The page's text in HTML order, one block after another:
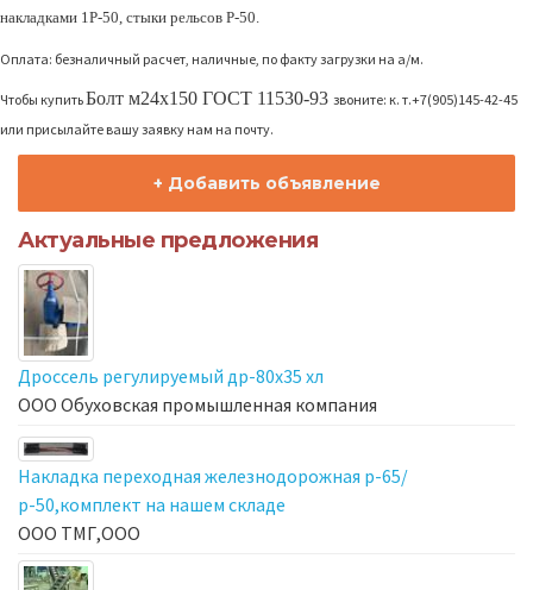
накладками 1Р-50, стыки рельсов Р-50.
Оплата: безналичный расчет, наличные, по факту загрузки на а/м.
Чтобы купитьБолт м24х150 ГОСТ 11530-93 звоните: к. т.+7(905)145-42-45
или присылайте вашу заявку нам на почту.
+ Добавить объявление
Актуальные предложения
Дроссель регулируемый др-80х35 хл
ООО Обуховская промышленная компания
Накладка переходная железнодорожная р-65/
р-50,комплект на нашем складе
ООО ТМГ,ООО